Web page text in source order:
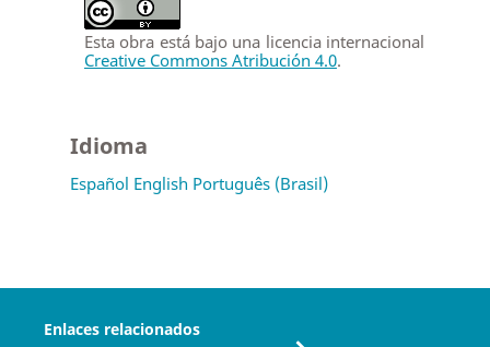
Esta obra está bajo una licencia internacional
Creative Commons Atribución 4.0.
Idioma
Español English Português (Brasil)
Enlaces relacionados